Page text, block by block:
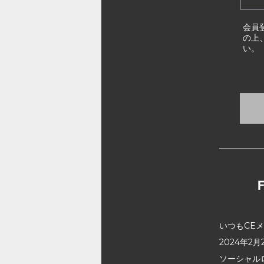
会員
の上
い。
いつもCE
2024年2月
ソーシャ